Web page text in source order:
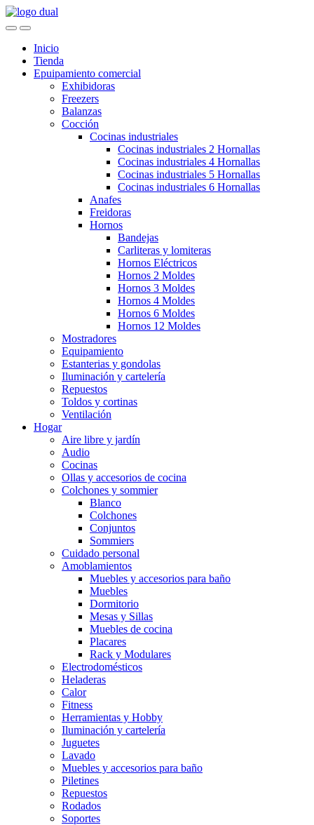
Skip
to
Skip
to
Inicio
Tienda
Epuipamiento comercial
Exhibidoras
Freezers
Balanzas
Cocción
Cocinas industriales
Cocinas industriales 2 Hornallas
Cocinas industriales 4 Hornallas
Cocinas industriales 5 Hornallas
Cocinas industriales 6 Hornallas
Anafes
Freidoras
Hornos
Bandejas
Carliteras y lomiteras
Hornos Eléctricos
Hornos 2 Moldes
Hornos 3 Moldes
Hornos 4 Moldes
Hornos 6 Moldes
Hornos 12 Moldes
Mostradores
Equipamiento
Estanterias y gondolas
Iluminación y cartelería
Repuestos
Toldos y cortinas
Ventilación
Hogar
Aire libre y jardín
Audio
Cocinas
Ollas y accesorios de cocina
Colchones y sommier
Blanco
Colchones
Conjuntos
Sommiers
Cuidado personal
Amoblamientos
Muebles y accesorios para baño
Muebles
Dormitorio
Mesas y Sillas
Muebles de cocina
Placares
Rack y Modulares
Electrodomésticos
Heladeras
Calor
Fitness
Herramientas y Hobby
Iluminación y cartelería
Juguetes
Lavado
Muebles y accesorios para baño
Piletines
Repuestos
Rodados
Soportes